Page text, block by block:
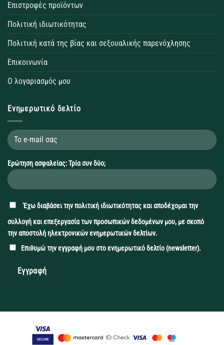
Επιστροφές προϊόντων
Πολιτική ιδιωτικότητας
Πολιτική κατά της βίας και σεξουαλικής παρενόχλησης
Επικοινωνία
Ο λογαριασμός μου
Ενημερωτικό δελτίο
Ερώτηση ασφαλείας: Τρία συν δύο;
'Εχω διαβάσει τηνπολιτική ιδιωτικότητας και αποδέχομαι την
συλλογή και επεξεργασία των προσωπικών δεδομένων μου, με σκοπό
την αποστολή ηλεκτρονικών ενημερωτικών δελτίων.
Επιθυμώ την εγγραφή μου στο ενημερωτικό δελτίο (newsletter).